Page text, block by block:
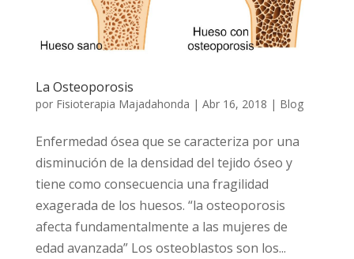
La Osteoporosis
por Fisioterapia Majadahonda | Abr 16, 2018 | Blog
Enfermedad ósea que se caracteriza por una
disminución de la densidad del tejido óseo y
tiene como consecuencia una fragilidad
exagerada de los huesos. “la osteoporosis
afecta fundamentalmente a las mujeres de
edad avanzada” Los osteoblastos son los...